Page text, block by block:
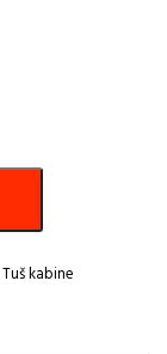
Tuš kabine